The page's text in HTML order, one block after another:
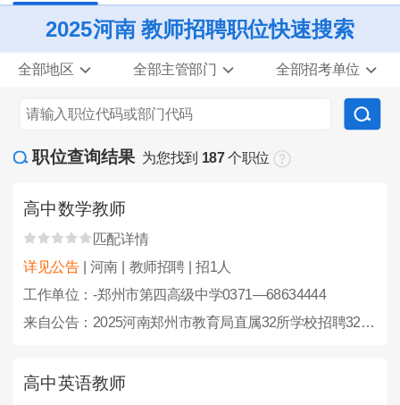
2025河南 教师招聘职位快速搜索
全部地区 全部主管部门 全部招考单位
职位查询结果 为您找到 187个职位
高中数学教师
匹配详情
详见公告
| 河南 | 教师招聘 | 招1人
工作单位：-郑州市第四高级中学0371—68634444
来自公告：2025河南郑州市教育局直属32所学校招聘323人公告
高中英语教师